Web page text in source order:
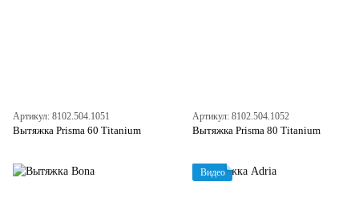
Артикул: 8102.504.1051
Вытяжка Prisma 60 Titanium
Артикул: 8102.504.1052
Вытяжка Prisma 80 Titanium
Видео